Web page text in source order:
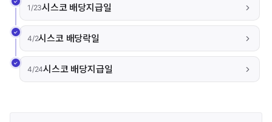
1/23시스코 배당지급일
4/2시스코 배당락일
4/24시스코 배당지급일